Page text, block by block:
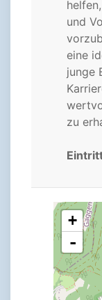
und
eine
junge
zu
+
-